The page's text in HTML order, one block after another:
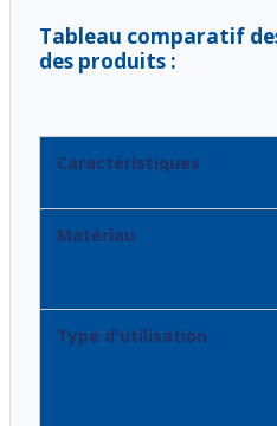
Tableau comparatif
des produits :
Caractéristiques
Matériau
Type d'utilisation